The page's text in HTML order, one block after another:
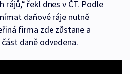
rájů,“ řekl dnes v ČT. Podle
daňové ráje nutně
firma zde zůstane a
daně odvedena.